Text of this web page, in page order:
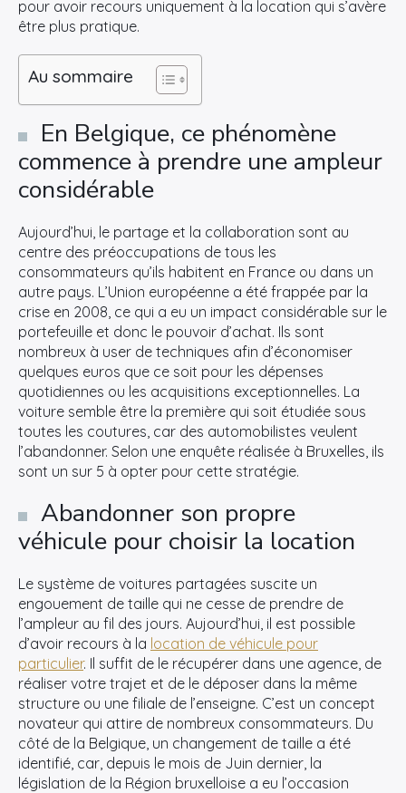
pour avoir recours uniquement à la location qui s’avère
être plus pratique.
Au sommaire
En Belgique, ce phénomène
commence à prendre une ampleur
considérable
Aujourd’hui, le partage et la collaboration sont au
centre des préoccupations de tous les
consommateurs qu’ils habitent en France ou dans un
autre pays. L’Union européenne a été frappée par la
crise en 2008, ce qui a eu un impact considérable sur le
portefeuille et donc le pouvoir d’achat. Ils sont
nombreux à user de techniques afin d’économiser
quelques euros que ce soit pour les dépenses
quotidiennes ou les acquisitions exceptionnelles. La
voiture semble être la première qui soit étudiée sous
toutes les coutures, car des automobilistes veulent
l’abandonner. Selon une enquête réalisée à Bruxelles, ils
sont un sur 5 à opter pour cette stratégie.
Abandonner son propre
véhicule pour choisir la location
Le système de voitures partagées suscite un
engouement de taille qui ne cesse de prendre de
l’ampleur au fil des jours. Aujourd’hui, il est possible
d’avoir recours à la location de véhicule pour
particulier. Il suffit de le récupérer dans une agence, de
réaliser votre trajet et de le déposer dans la même
structure ou une filiale de l’enseigne. C’est un concept
novateur qui attire de nombreux consommateurs. Du
côté de la Belgique, un changement de taille a été
identifié, car, depuis le mois de Juin dernier, la
législation de la Région bruxelloise a eu l’occasion